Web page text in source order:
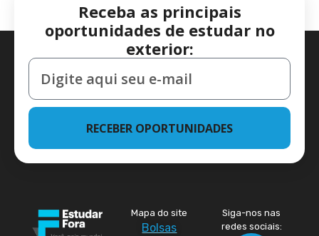
Receba as principais
oportunidades de estudar no
exterior:
RECEBER OPORTUNIDADES
Mapa do site
Bolsas
Siga-nos nas
redes sociais: